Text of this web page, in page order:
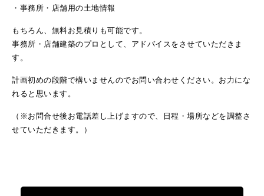
・事務所・店舗用の土地情報
もちろん、無料お見積りも可能です。
事務所・店舗建築のプロとして、アドバイスをさせていただきま
す。
計画初めの段階で構いませんのでお問い合わせください。お力にな
れると思います。
（※お問合せ後お電話差し上げますので、日程・場所などを調整さ
せていただきます。）